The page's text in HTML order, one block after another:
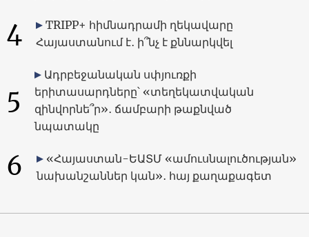
4
TRIPP+ հիմնադրամի ղեկավարը
Հայաստանում է․ ի՞նչ է քննարկվել
5
Ադրբեջանական սփյուռքի
երիտասարդները՝ «տեղեկատվական
զինվորնե՞ր»․ ճամբարի թաքնված
նպատակը
6
«Հայաստան-ԵԱՏՄ «ամուսնալուծության»
նախանշաններ կան»․ հայ քաղաքագետ